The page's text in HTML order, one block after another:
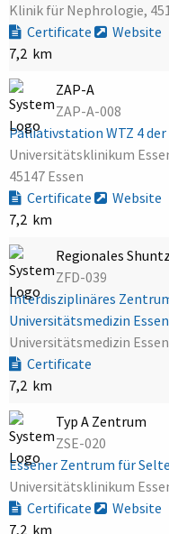
Klinik für Nephrologie,
Certificate
Website
7,2 km
ZAP-A
ZAP-A-008
Palliativstation WTZ 4
Universitätsklinikum
45147 Essen
Certificate
Website
7,2 km
Regionales
ZFD-039
Interdisziplinäres
Universitätsmedizin Essen
Universitätsmedizin
Certificate
7,2 km
Typ A Zentrum
ZSE-020
Essener Zentrum für
Universitätsklinikum
Certificate
Website
7,2 km